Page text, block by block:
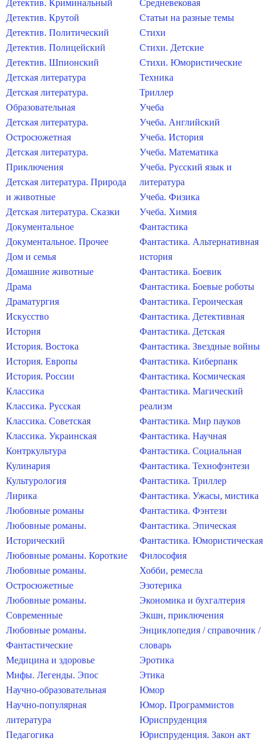
Детектив. Криминальный
Детектив. Крутой
Детектив. Политический
Детектив. Полицейский
Детектив. Шпионский
Детская литература
Детская литература.
Образовательная
Детская литература.
Остросюжетная
Детская литература.
Приключения
Детская литература. Природа
и животные
Детская литература. Сказки
Документальное
Документальное. Прочее
Дом и семья
Домашние животные
Драма
Драматургия
Искусство
История
История. Востока
История. Европы
История. России
Классика
Классика. Русская
Классика. Советская
Классика. Украинская
Контркультура
Кулинария
Культурология
Лирика
Любовные романы
Любовные романы.
Исторический
Любовные романы. Короткие
Любовные романы.
Остросюжетные
Любовные романы.
Современные
Любовные романы.
Фантастические
Медицина и здоровье
Мифы. Легенды. Эпос
Научно-образовательная
Научно-популярная
литература
Педагогика
Средневековая
Статьи на разные темы
Стихи
Стихи. Детские
Стихи. Юмористические
Техника
Триллер
Учеба
Учеба. Английский
Учеба. История
Учеба. Математика
Учеба. Русский язык и
литература
Учеба. Физика
Учеба. Химия
Фантастика
Фантастика. Альтернативная
история
Фантастика. Боевик
Фантастика. Боевые роботы
Фантастика. Героическая
Фантастика. Детективная
Фантастика. Детская
Фантастика. Звездные войны
Фантастика. Киберпанк
Фантастика. Космическая
Фантастика. Магический
реализм
Фантастика. Мир пауков
Фантастика. Научная
Фантастика. Социальная
Фантастика. Технофэнтези
Фантастика. Триллер
Фантастика. Ужасы, мистика
Фантастика. Фэнтези
Фантастика. Эпическая
Фантастика. Юмористическая
Философия
Хобби, ремесла
Эзотерика
Экономика и бухгалтерия
Экшн, приключения
Энциклопедия / справочник /
словарь
Эротика
Этика
Юмор
Юмор. Программистов
Юриспруденция
Юриспруденция. Закон акт